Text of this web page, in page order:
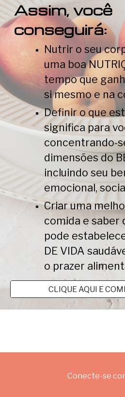
Assim, você
conseguirá:
Nutrir o seu
uma boa
tempo que
si mesmo e na
Definir o que
significa para
concentrando-
dimensões do
incluindo seu
emocional,
Criar uma
comida e saber
pode
DE VIDA
o prazer
CLIQUE AQUI E
Conecte-se